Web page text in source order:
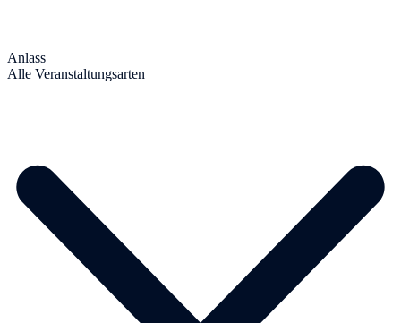
Anlass
Alle Veranstaltungsarten